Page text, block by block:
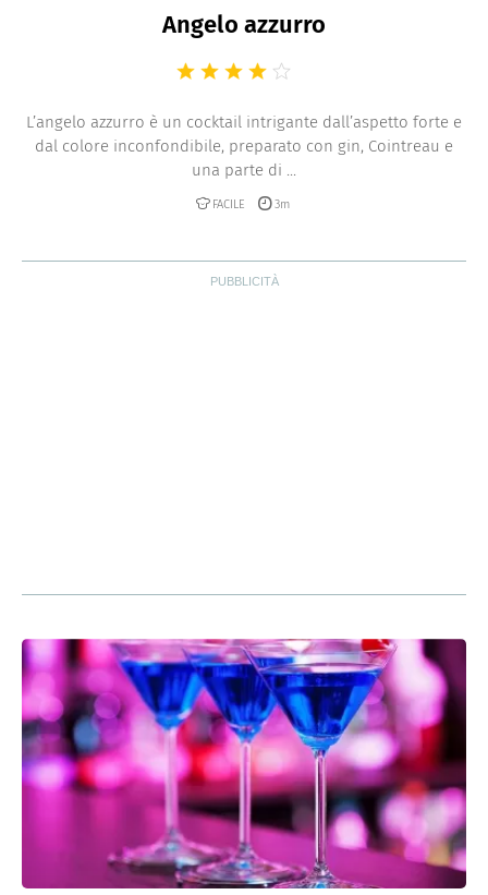
Angelo azzurro
L’angelo azzurro è un cocktail intrigante dall’aspetto forte e
dal colore inconfondibile, preparato con gin, Cointreau e
una parte di ...
FACILE 3m